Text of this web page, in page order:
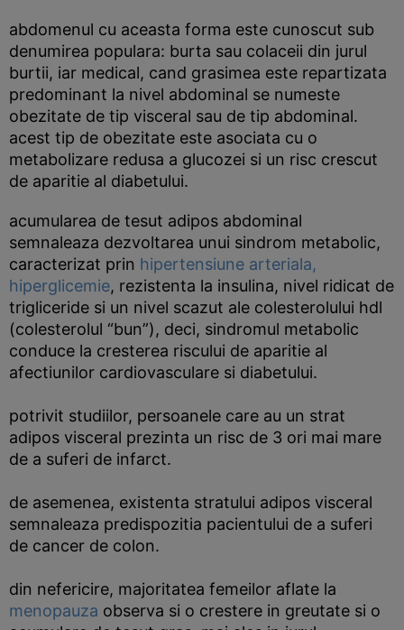
abdomenul cu aceasta forma este cunoscut sub
denumirea populara: burta sau colaceii din jurul
burtii, iar medical, cand grasimea este repartizata
predominant la nivel abdominal se numeste
obezitate de tip visceral sau de tip abdominal.
acest tip de obezitate este asociata cu o
metabolizare redusa a glucozei si un risc crescut
de aparitie al diabetului.
acumularea de tesut adipos abdominal
semnaleaza dezvoltarea unui sindrom metabolic,
caracterizat prin hipertensiune arteriala,
hiperglicemie, rezistenta la insulina, nivel ridicat de
trigliceride si un nivel scazut ale colesterolului hdl
(colesterolul “bun”), deci, sindromul metabolic
conduce la cresterea riscului de aparitie al
afectiunilor cardiovasculare si diabetului.
potrivit studiilor, persoanele care au un strat
adipos visceral prezinta un risc de 3 ori mai mare
de a suferi de infarct.
de asemenea, existenta stratului adipos visceral
semnaleaza predispozitia pacientului de a suferi
de cancer de colon.
din nefericire, majoritatea femeilor aflate la
menopauza observa si o crestere in greutate si o